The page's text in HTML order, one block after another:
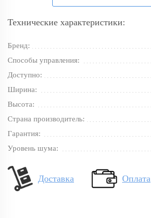
Технические характеристики:
Бренд:
Способы управления:
Доступно:
Ширина:
Высота:
Страна производитель:
Гарантия:
Уровень шума:
Доставка Оплата